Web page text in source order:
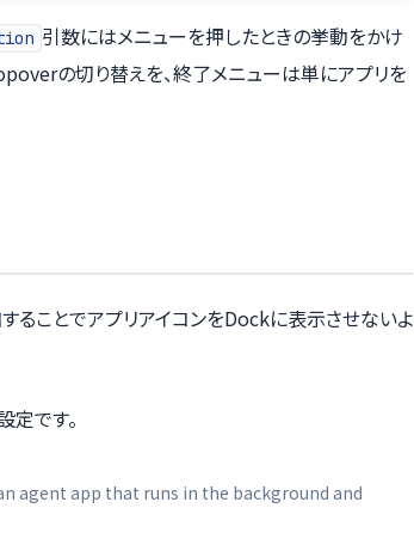
引数にはメニューを押したときの挙動をかけ
の切り替えを、終了メニューは単にアプリを
ることでアプリアイコンをDockに表示させないよ
です。
agent app that runs in the background and